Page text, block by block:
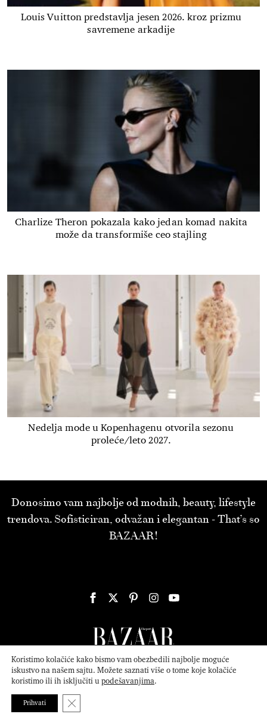
Louis Vuitton predstavlja jesen 2026. kroz prizmu
savremene arkadije
Charlize Theron pokazala kako jedan komad nakita
može da transformiše ceo stajling
Nedelja mode u Kopenhagenu otvorila sezonu
proleće/leto 2027.
Donosimo vam najbolje od modnih, beauty, lifestyle
trendova. Sofisticiran, odvažan i elegantan - That’s so
BAZAAR!
© 2026ATTICA MEDIASerbia, Inc. All Rights Reserved.
Koristimo kolačiće kako bismo vam obezbedili najbolje moguće
iskustvo na našem sajtu. Možete saznati više o tome koje kolačiće
koristimo ili ih isključiti upodešavanjima.
Prihvati Close GDPR Cookie Banner